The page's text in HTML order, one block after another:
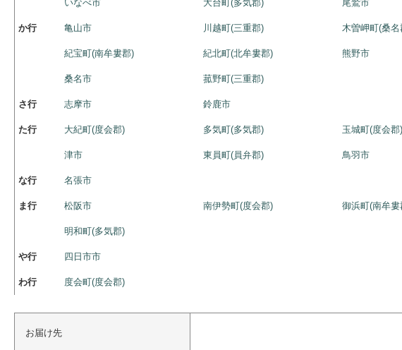
いなべ市 大台町(多気郡) 尾鷲市
か行 亀山市 川越町(三重郡) 木曽岬町(桑名
紀宝町(南牟婁郡) 紀北町(北牟婁郡) 熊野市
桑名市 菰野町(三重郡)
さ行 志摩市 鈴鹿市
た行 大紀町(度会郡) 多気町(多気郡) 玉城町(度会郡
津市 東員町(員弁郡) 鳥羽市
な行 名張市
ま行 松阪市 南伊勢町(度会郡) 御浜町(南牟婁
明和町(多気郡)
や行 四日市市
わ行 度会町(度会郡)
お届け先